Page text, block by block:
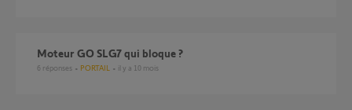
Moteur GO SLG7 qui bloque ?
6 réponses PORTAIL il y a 10 mois